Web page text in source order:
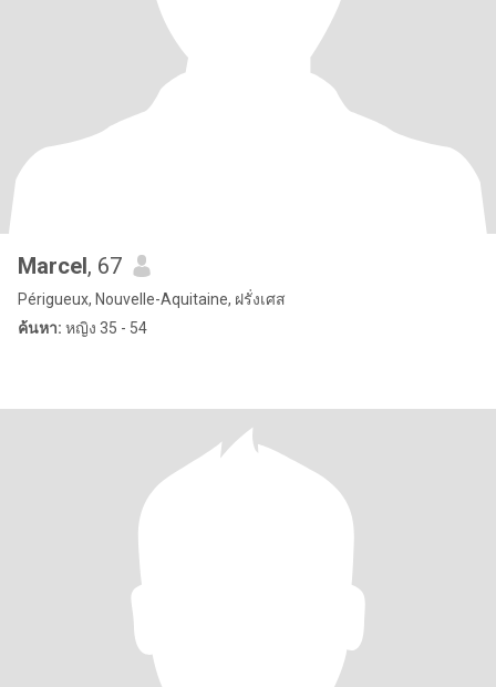
Marcel, 67
Périgueux, Nouvelle-Aquitaine, ฝรั่งเศส
ค้นหา: หญิง 35 - 54